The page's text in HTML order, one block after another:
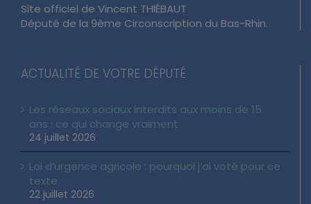
Site officiel de Vincent THIÉBAUT
Député de la 9ème Circonscription du Bas-Rhin.
ACTUALITÉ DE VOTRE DÉPUTÉ
Les réseaux sociaux interdits aux moins de 15
ans : ce qui change vraiment
24 juillet 2026
Loi d’urgence agricole : pourquoi j’ai voté pour ce
texte
22 juillet 2026